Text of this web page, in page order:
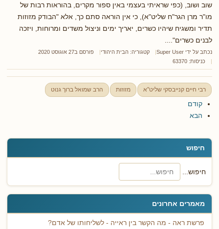
חיפוש
חיפוש...
מאמרים אחרונים
פרשת ראה - מה הקשר בין ראייה - לשליחותו של אדם?
שוב ושוב, (כפי שראיתי בעצמי באין ספור מקרים, בהוראות רבות של
מו"ר מרן הגר"ח שליט"א), כי אין הוראה סתם כך, אלא "הבודק מזוזות
תדיר ומשגיח שיהיו כשרים, יאריך ימים וניצול משדים ומרוחות, ויזכה
לבנים כשרים"....
נכתב על ידי Super User קטגוריה: הבית היהודי
פורסם ב27 אוגוסט 2020
כניסות: 63370
רבי חיים קנייבסקי שליט"א מזוזות הרב שמואל ברוך גנוט
קודם
הבא